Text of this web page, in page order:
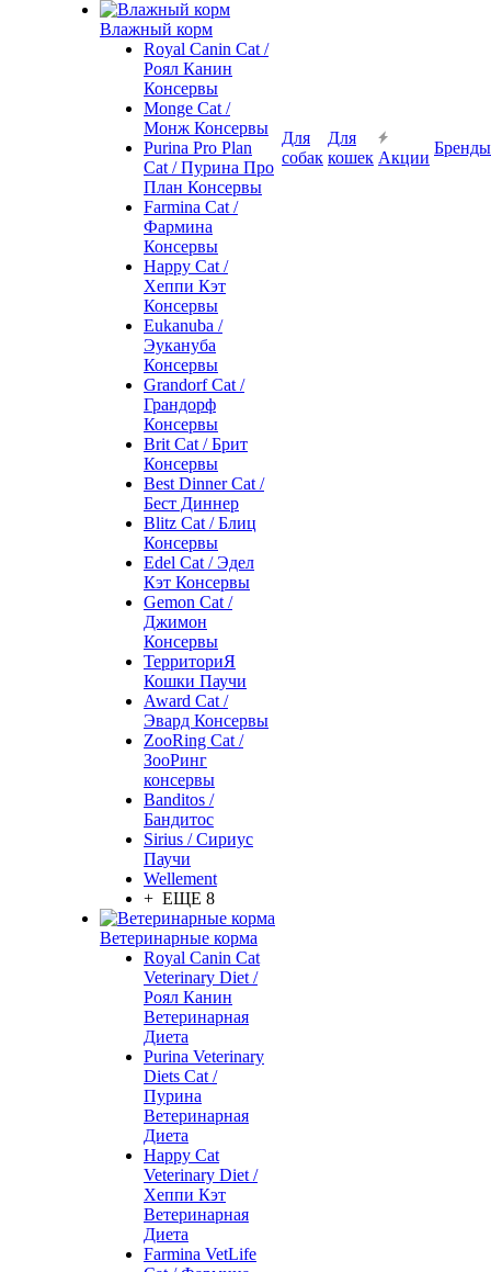
Влажный корм
Royal Canin Cat /
Роял Канин
Консервы
Monge Cat /
Монж Консервы
Purina Pro Plan
Cat / Пурина Про
План Консервы
Farmina Cat /
Фармина
Консервы
Happy Cat /
Хеппи Кэт
Консервы
Eukanuba /
Эукануба
Консервы
Grandorf Cat /
Грандорф
Консервы
Brit Cat / Брит
Консервы
Best Dinner Cat /
Бест Диннер
Blitz Cat / Блиц
Консервы
Edel Cat / Эдел
Кэт Консервы
Gemon Cat /
Джимон
Консервы
ТерриториЯ
Кошки Паучи
Award Cat /
Эвард Консервы
ZooRing Cat /
ЗооРинг
консервы
Banditos /
Бандитос
Sirius / Сириус
Паучи
Wellement
+ ЕЩЕ 8
Ветеринарные корма
Royal Canin Cat
Veterinary Diet /
Роял Канин
Ветеринарная
Диета
Purina Veterinary
Diets Cat /
Пурина
Ветеринарная
Диета
Happy Cat
Veterinary Diet /
Хеппи Кэт
Ветеринарная
Диета
Farmina VetLife
Для
собак
Для
кошек Акции
Бренды